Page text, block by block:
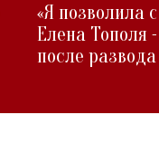
«Я позволила
Елена Тополя
после развода